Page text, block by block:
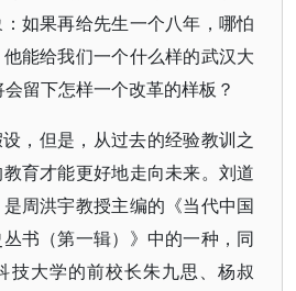
如果再给先生一个八年，哪怕
能给我们一个什么样的武汉大
留下怎样一个改革的样板？
，但是，从过去的经验教训之
育才能更好地走向未来。刘道
周洪宇教授主编的《当代中国
书（第一辑）》中的一种，同
技大学的前校长朱九思、杨叔